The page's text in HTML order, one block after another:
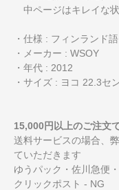
中ページはキレイな
・仕様 : フィンランド
・メーカー : WSOY
・年代 : 2012
・サイズ : ヨコ 22.3セ
15,000円以上のご注文
送料サービスの場合、
ていただきます
ゆうパック・佐川急便
クリックポスト - NG